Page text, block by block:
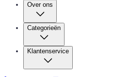
Over ons
Categorieën
Klantenservice